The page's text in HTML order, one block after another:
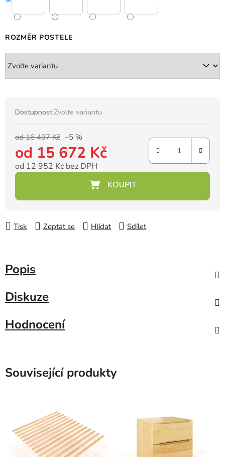
ROZMĚR POSTELE
Dostupnost:Zvolte variantu
od 16 497 Kč –5 %
od 15 672 Kč
od 12 952 Kč bez DPH
Měrná cena:
Tisk Zeptat se Hlídat Sdílet
Popis
Diskuze
Hodnocení
Související produkty